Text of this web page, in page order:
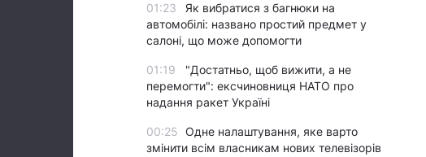
01:23
Як вибратися з багнюки на
автомобілі: названо простий предмет у
салоні, що може допомогти
01:19
"Достатньо, щоб вижити, а не
перемогти": ексчиновниця НАТО про
надання ракет Україні
00:25 Одне налаштування, яке варто
змінити всім власникам нових телевізорів